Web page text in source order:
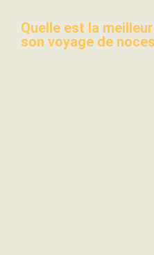
Quelle est la
son voyage de